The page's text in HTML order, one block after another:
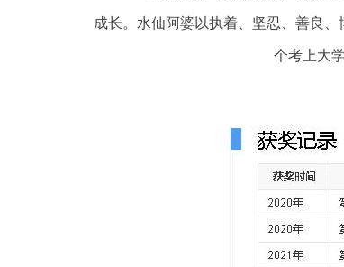
成长。水仙阿婆以执着、坚忍、善良
个考上大